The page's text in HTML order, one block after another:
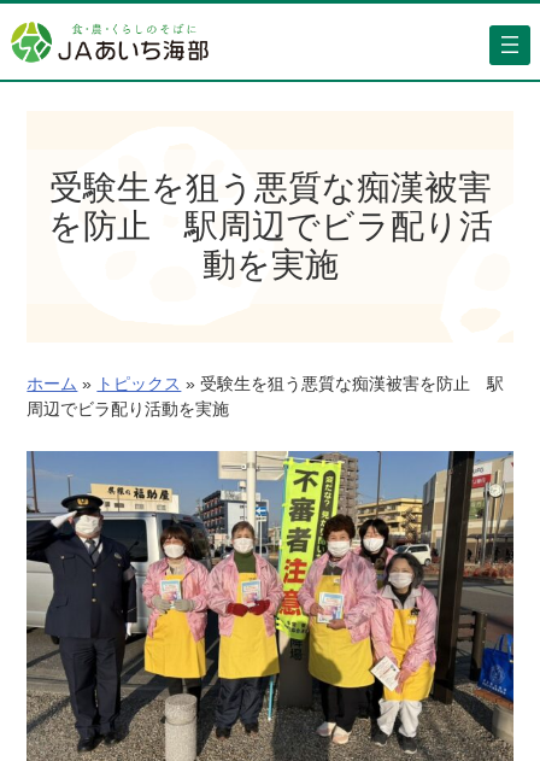
容
を
受験生を狙う悪質な痴漢被害
を防止 駅周辺でビラ配り活
動を実施
ホーム » トピックス » 受験生を狙う悪質な痴漢被害を防止 駅
周辺でビラ配り活動を実施